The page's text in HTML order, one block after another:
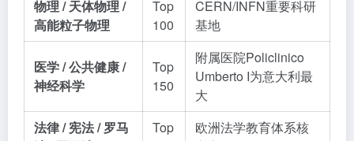
物理 / 天体物理 /
高能粒子物理
Top
100
CERN/INFN重要科研
基地
医学 / 公共健康 /
神经科学
Top
150
附属医院Policlinico
Umberto I为意大利最
大
法律 / 宪法 / 罗马
Top
欧洲法学教育体系核